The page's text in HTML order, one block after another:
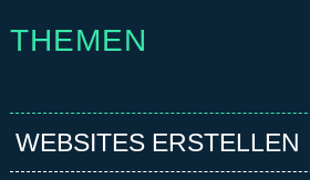
THEMEN
WEBSITES ERSTELLEN